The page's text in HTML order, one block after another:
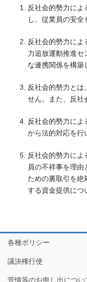
反社会的勢力に
し、従業員の安全
反社会的勢力に
力追放運動推進セ
な連携関係を構築
反社会的勢力とは
せん。また、反社
反社会的勢力に
から法的対応を行
反社会的勢力に
員の不祥事を理由
ための裏取引を絶
する資金提供につ
各種ポリシー
議決権行使
苦情等のお申し出につい